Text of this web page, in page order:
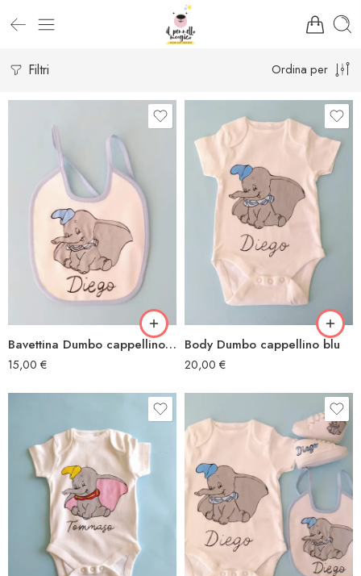
Filtri Ordina per
Bavettina Dumbo cappellino blu
15,00 €
Body Dumbo cappellino blu
20,00 €